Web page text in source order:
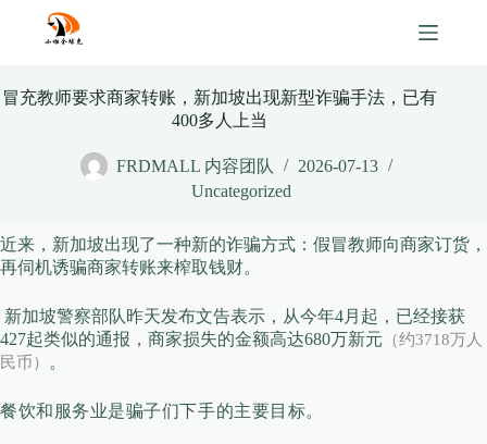
content
冒充教师要求商家转账，新加坡出现新型诈骗手法，已有
400多人上当
FRDMALL 内容团队
2026-07-13
Uncategorized
近来，新加坡出现了一种新的诈骗方式：假冒教师向商家订货，
再伺机诱骗商家转账来榨取钱财。
新加坡警察部队昨天发布文告表示，从今年4月起，已经接获
427起类似的通报，商家损失的金额高达680万新元 （约3718万人
民币）
。
餐饮和服务业是骗子们下手的主要目标。